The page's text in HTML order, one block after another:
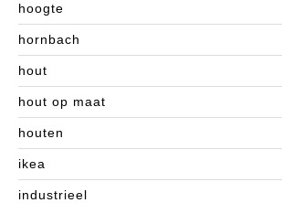
hoogte
hornbach
hout
hout op maat
houten
ikea
industrieel